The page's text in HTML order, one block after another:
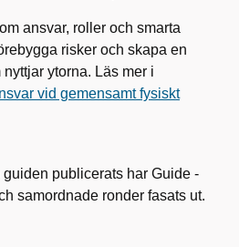
ansvar, roller och smarta
risker och skapa en
ytorna. Läs mer i
vid gemensamt fysiskt
publicerats har Guide -
samordnade ronder fasats ut.